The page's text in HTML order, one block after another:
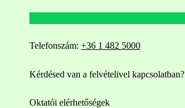
Telefonszám: +36 1 482 5000
Kérdésed van a felvételivel kapcsolatban?
Oktatói elérhetőségek